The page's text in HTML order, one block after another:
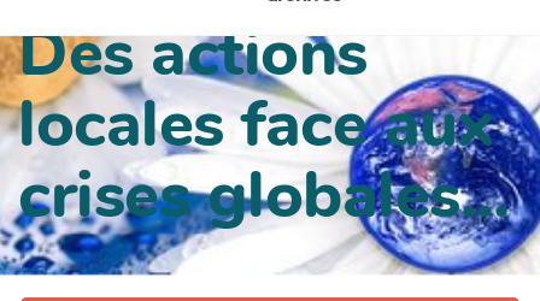
Des actions
locales face aux
crises globales...